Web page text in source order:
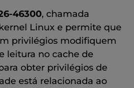
46300, chamada
Linux e permite que
privilégios modifiquem
leitura no cache de
obter privilégios de
está relacionada ao